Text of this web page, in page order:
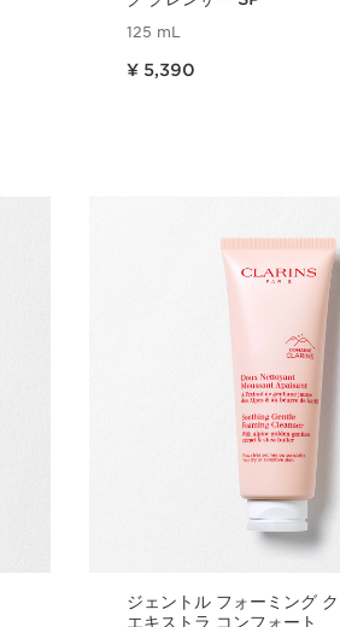
125 mL
¥ 5,390
ジェントル フォーミング クレンザー N
エキストラ コンフォート